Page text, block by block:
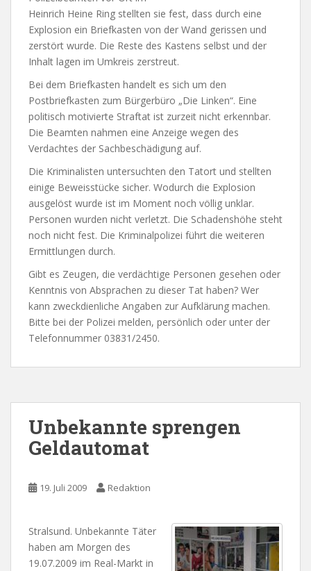
Heinrich Heine Ring stellten sie fest, dass durch eine
Explosion ein Briefkasten von der Wand gerissen und
zerstört wurde. Die Reste des Kastens selbst und der
Inhalt lagen im Umkreis zerstreut.
Bei dem Briefkasten handelt es sich um den
Postbriefkasten zum Bürgerbüro „Die Linken“. Eine
politisch motivierte Straftat ist zurzeit nicht erkennbar.
Die Beamten nahmen eine Anzeige wegen des
Verdachtes der Sachbeschädigung auf.
Die Kriminalisten untersuchten den Tatort und stellten
einige Beweisstücke sicher. Wodurch die Explosion
ausgelöst wurde ist im Moment noch völlig unklar.
Personen wurden nicht verletzt. Die Schadenshöhe steht
noch nicht fest. Die Kriminalpolizei führt die weiteren
Ermittlungen durch.
Gibt es Zeugen, die verdächtige Personen gesehen oder
Kenntnis von Absprachen zu dieser Tat haben? Wer
kann zweckdienliche Angaben zur Aufklärung machen.
Bitte bei der Polizei melden, persönlich oder unter der
Telefonnummer 03831/2450.
Unbekannte sprengen
Geldautomat
19. Juli 2009 Redaktion
Stralsund. Unbekannte Täter
haben am Morgen des
19.07.2009 im Real-Markt in